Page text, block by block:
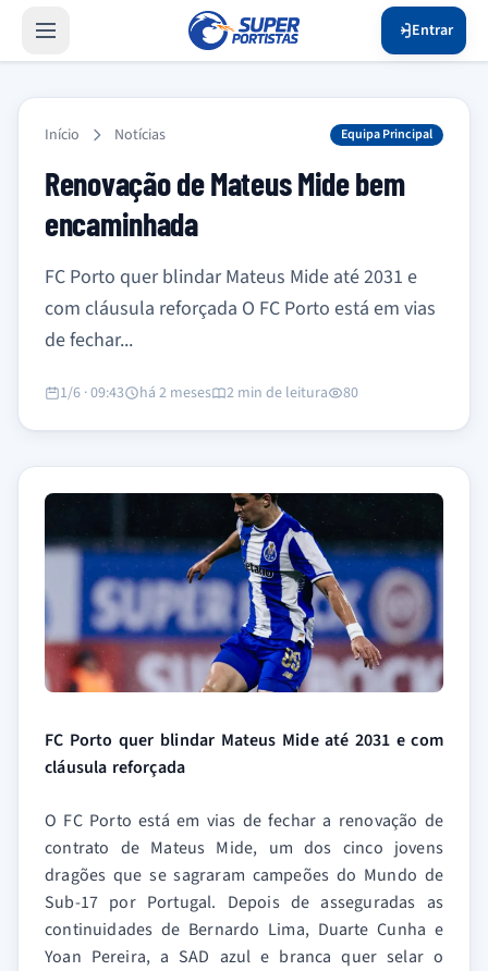
Entrar
Início Notícias Equipa Principal
Renovação de Mateus Mide bem
encaminhada
FC Porto quer blindar Mateus Mide até 2031 e
com cláusula reforçada O FC Porto está em vias
de fechar...
1/6 · 09:43 há 2 meses 2 min de leitura 80
FC Porto quer blindar Mateus Mide até 2031 e com
cláusula reforçada
O FC Porto está em vias de fechar a renovação de
contrato de Mateus Mide, um dos cinco jovens
dragões que se sagraram campeões do Mundo de
Sub-17 por Portugal. Depois de asseguradas as
continuidades de Bernardo Lima, Duarte Cunha e
Yoan Pereira, a SAD azul e branca quer selar o